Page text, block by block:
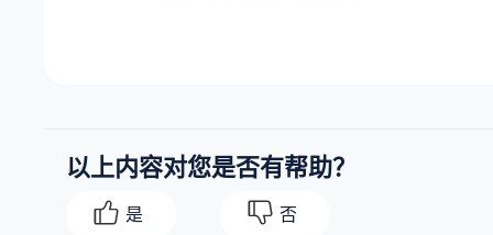
以上内容对您是否有帮助？
是 否